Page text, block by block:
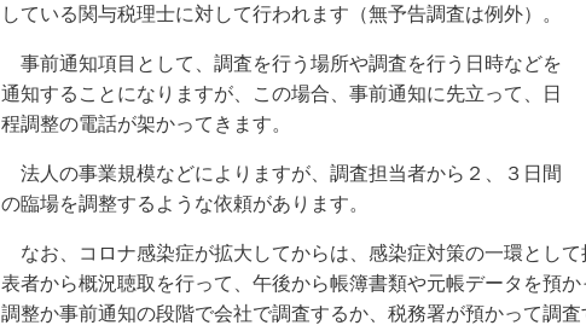
している関与税理士に対して行われます（無予告調査は例外）。
事前通知項目として、調査を行う場所や調査を行う日時などを
通知することになりますが、この場合、事前通知に先立って、日
程調整の電話が架かってきます。
法人の事業規模などによりますが、調査担当者から２、３日間
の臨場を調整するような依頼があります。
なお、コロナ感染症が拡大してからは、感染症対策の一環とし
表者から概況聴取を行って、午後から帳簿書類や元帳データを預
調整か事前通知の段階で会社で調査するか、税務署が預かって調